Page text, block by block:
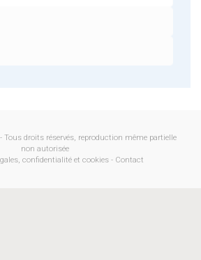
- Tous droits réservés, reproduction même partielle
non autorisée
confidentialité et cookies - Contact